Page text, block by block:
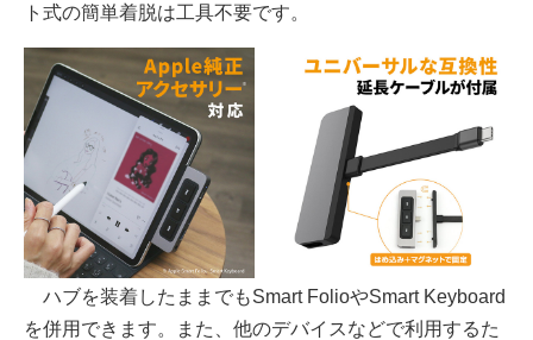
ト式の簡単着脱は工具不要です。
ハブを装着したままでもSmart FolioやSmart Keyboard
を併用できます。また、他のデバイスなどで利用するた